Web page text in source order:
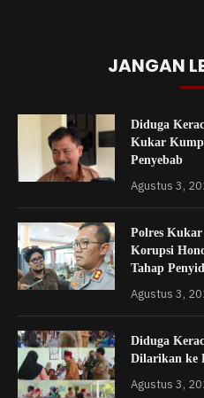
JANGAN
Diduga
Kukar
Penyebab
Agustus 3,
Polres Kukar
Korupsi
Tahap
Agustus 3,
Diduga
Dilarikan ke
Agustus 3,